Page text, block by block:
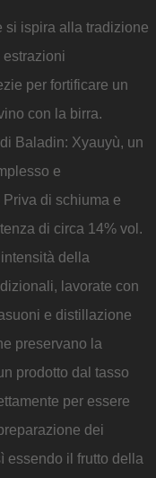
si ispira alla tradizione
per fortificare un
con la birra.
Baladin: Xyauyù, un
e
di schiuma e
di circa 14% vol.
della
lavorate con
e distillazione
preservano la
prodotto dal tasso
per essere
dei
essendo il frutto della